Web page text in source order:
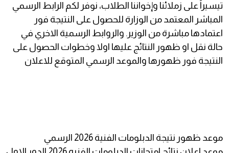
تيسيراً على زملائنا وإخواننا الطلاب، نوفر لكم الرابط الرسمي
المباشر المعتمد من الوزارة للحصول على النتيجة فور
اعتمادها مباشرة من الوزير. والروابط الرسمية الاخري في
حالة نقل او ظهور النتائج عليها اولا وخطوات الحصول على
النتيجة فور ظهورها والموعد الرسمي المتوقع للاعلان
موعد ظهور نتيجة الدبلومات الفنية 2026 الرسمي